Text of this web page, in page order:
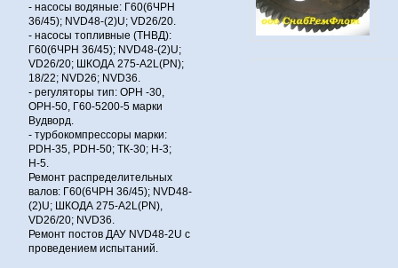
- насосы водяные: Г60(6ЧРН
36/45); NVD48-(2)U; VD26/20.
- насосы топливные (ТНВД):
Г60(6ЧРН 36/45); NVD48-(2)U;
VD26/20; ШКОДА 275-A2L(PN);
18/22; NVD26; NVD36.
- регуляторы тип: ОРН -30,
ОРН-50, Г60-5200-5 марки
Вудворд.
- турбокомпрессоры марки:
PDH-35, PDH-50; ТК-30; Н-3;
Н-5.
Ремонт распределительных
валов: Г60(6ЧРН 36/45); NVD48-
(2)U; ШКОДА 275-A2L(PN),
VD26/20; NVD36.
Ремонт постов ДАУ NVD48-2U с
проведением испытаний.